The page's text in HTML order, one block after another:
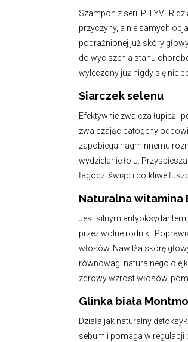
Szampon z serii PITYVER
przyczyny, a nie samych
podrażnionej już skóry
do wyciszenia stanu
wyleczony już nigdy się nie
Siarczek selenu
Efektywnie zwalcza łupież i
zwalczając patogeny
zapobiega nagminnemu
wydzielanie łoju.
łagodzi świąd i dotkliwe
Naturalna witamina
Jest silnym
przez wolne rodniki.
włosów. Nawilża skórę
równowagi naturalnego
zdrowy wzrost włosów,
Glinka biała
Działa jak naturalny
sebum i pomaga w